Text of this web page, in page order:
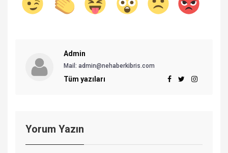
Admin
Mail: admin@nehaberkibris.com
Tüm yazıları
Yorum Yazın